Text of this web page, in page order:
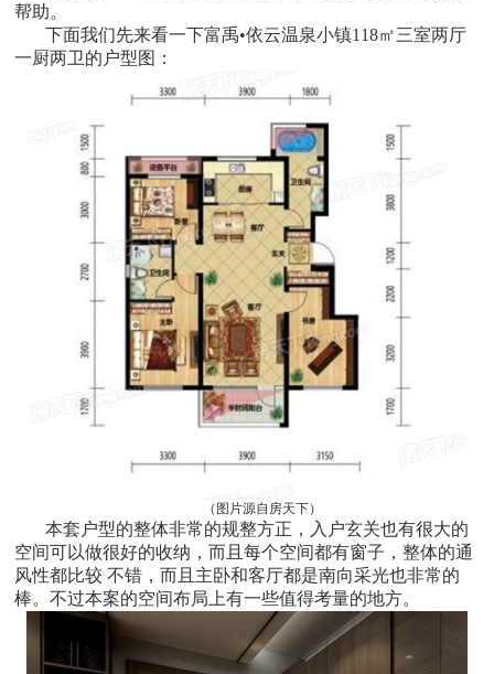
帮助。
下面我们先来看一下富禹•依云温泉小镇118㎡三室两厅
一厨两卫的户型图：
（图片源自房天下）
本套户型的整体非常的规整方正，入户玄关也有很大的
空间可以做很好的收纳，而且每个空间都有窗子，整体的通
风性都比较 不错，而且主卧和客厅都是南向采光也非常的
棒。不过本案的空间布局上有一些值得考量的地方。